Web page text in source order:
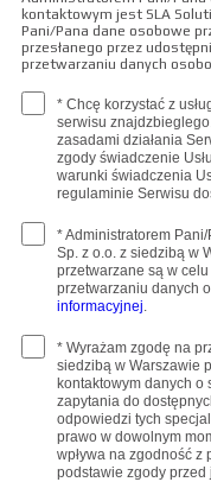
kontaktowym jest SLA
Pani/Pana dane osobowe
przesłanego przez
przetwarzaniu danych
* Chcę korzystać z
serwisu
zasadami działania
zgody świadczenie
warunki świadczenia
regulaminie Serwisu
* Administratorem
Sp. z o.o. z siedzibą w
przetwarzane są w
przetwarzaniu danych
informacyjnej.
* Wyrażam zgodę na
siedzibą w Warszawie
kontaktowym danych
zapytania do
odpowiedzi tych
prawo w dowolnym
wpływa na zgodność
podstawie zgody przed